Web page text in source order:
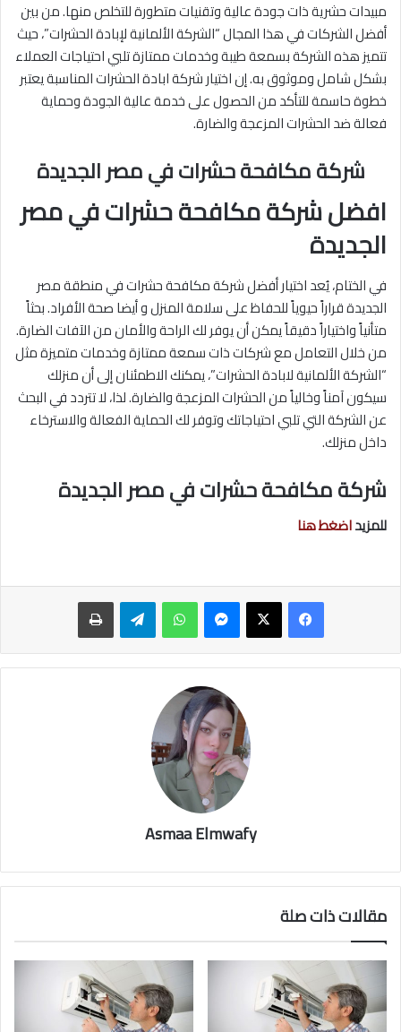
مبيدات حشرية ذات جودة عالية وتقنيات متطورة للتخلص منها. من بين
أفضل الشركات في هذا المجال “الشركة الألمانية لإبادة الحشرات”، حيث
تتميز هذه الشركة بسمعة طيبة وخدمات ممتازة تلبي احتياجات العملاء
بشكل شامل وموثوق به. إن اختيار شركة ابادة الحشرات المناسبة يعتبر
خطوة حاسمة للتأكد من الحصول على خدمة عالية الجودة وحماية
فعالة ضد الحشرات المزعجة والضارة.
شركة مكافحة حشرات في مصر الجديدة
افضل شركة مكافحة حشرات في مصر
الجديدة
في الختام، يُعد اختيار أفضل شركة مكافحة حشرات في منطقة مصر
الجديدة قراراً حيوياً للحفاظ على سلامة المنزل و أيضا صحة الأفراد. بحثاً
متأنياً واختياراً دقيقاً يمكن أن يوفر لك الراحة والأمان من الآفات الضارة.
من خلال التعامل مع شركات ذات سمعة ممتازة وخدمات متميزة مثل
“الشركة الألمانية لابادة الحشرات”، يمكنك الاطمئنان إلى أن منزلك
سيكون آمناً وخالياً من الحشرات المزعجة والضارة. لذا، لا تتردد في البحث
عن الشركة التي تلبي احتياجاتك وتوفر لك الحماية الفعالة والاسترخاء
داخل منزلك.
شركة مكافحة حشرات في مصر الجديدة
للمزيداضغط هنا
ماسنجر واتساب تيلقرام طباعة
Asmaa Elmwafy
مقالات ذات صلة